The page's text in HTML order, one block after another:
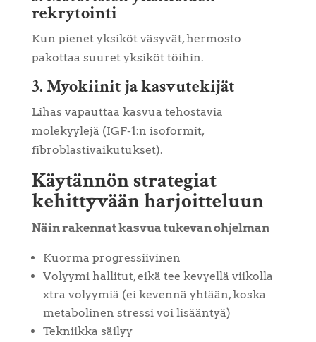
rekrytointi
Kun pienet yksiköt väsyvät, hermosto
pakottaa suuret yksiköt töihin.
3. Myokiinit ja kasvutekijät
Lihas vapauttaa kasvua tehostavia
molekyylejä (IGF-1:n isoformit,
fibroblastivaikutukset).
Käytännön strategiat
kehittyvään harjoitteluun
Näin rakennat kasvua tukevan ohjelman
Kuorma progressiivinen
Volyymi hallitut, eikä tee kevyellä viikolla
xtra volyymiä (ei kevennä yhtään, koska
metabolinen stressi voi lisääntyä)
Tekniikka säilyy